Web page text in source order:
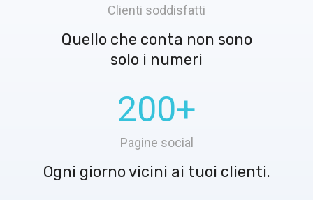
Clienti soddisfatti
Quello che conta non sono
solo i numeri
200+
Pagine social
Ogni giorno vicini ai tuoi clienti.